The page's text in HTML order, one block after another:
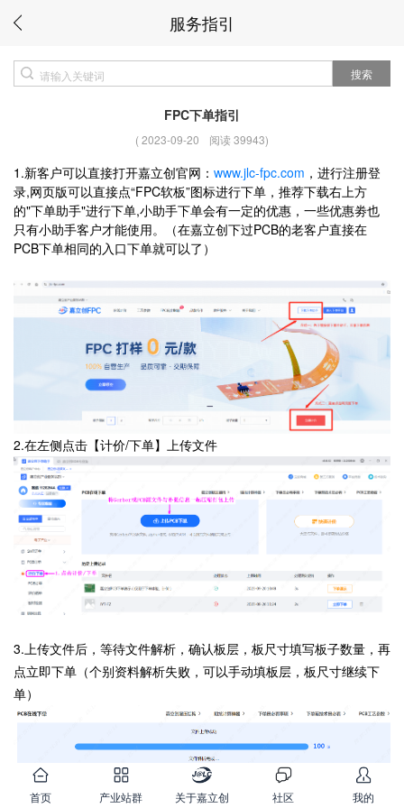
服务指引
搜索
FPC下单指引
(2023-09-20 阅读 39943)
1.新客户可以直接打开嘉立创官网： www.jlc-fpc.com ，进行注册登
录,网页版可以直接点“FPC软板”图标进行下单，推荐下载右上方
的"下单助手"进行下单,小助手下单会有一定的优惠，一些优惠劵也
只有小助手客户才能使用。（在嘉立创下过PCB的老客户直接在
PCB下单相同的入口下单就可以了）
2.在左侧点击【计价/下单】上传文件
3.上传文件后，等待文件解析，确认板层，板尺寸填写板子数量，再
点立即下单（个别资料解析失败，可以手动填板层，板尺寸继续下
单）
首页 产业站群 关于嘉立创 社区 我的